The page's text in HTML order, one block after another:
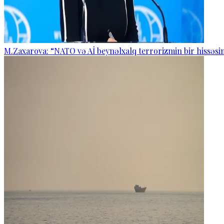
M.Zaxarova: “NATO və Aİ beynəlxalq terrorizmin bir